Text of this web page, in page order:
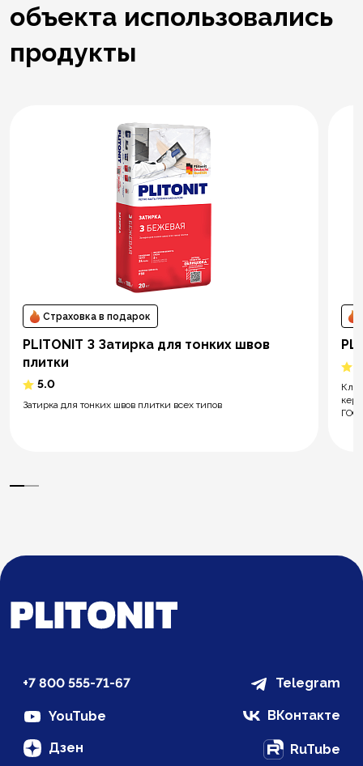
объекта использовались
продукты
Страховка в подарок
PLITONIT З Затирка для тонких швов
плитки
5.0
Затирка для тонких швов плитки всех типов
+7 800 555-71-67 Telegram
YouTube ВКонтакте
Дзен RuTube